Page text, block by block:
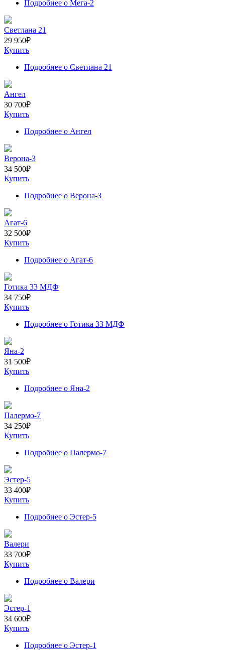
Подробнее о Мега-2
Светлана 21
29 950₽
Купить
Подробнее о Светлана 21
Ангел
30 700₽
Купить
Подробнее о Ангел
Верона-3
34 500₽
Купить
Подробнее о Верона-3
Агат-6
32 500₽
Купить
Подробнее о Агат-6
Готика 33 МДФ
34 750₽
Купить
Подробнее о Готика 33 МДФ
Яна-2
31 500₽
Купить
Подробнее о Яна-2
Палермо-7
34 250₽
Купить
Подробнее о Палермо-7
Эстер-5
33 400₽
Купить
Подробнее о Эстер-5
Валери
33 700₽
Купить
Подробнее о Валери
Эстер-1
34 600₽
Купить
Подробнее о Эстер-1